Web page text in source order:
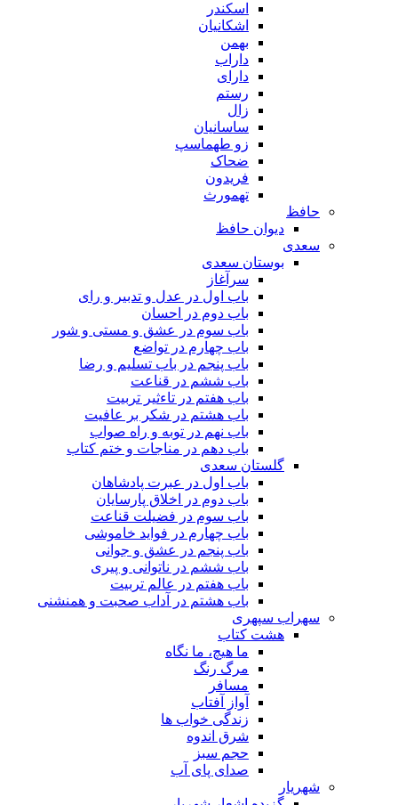
اسکندر
اشکانیان
بهمن
داراب
دارای
رستم
زال
ساسانیان
زو طهماسپ‏
ضحاک
فریدون
تهمورث
حافظ
دیوان حافظ
سعدی
بوستان سعدی
سرآغاز
باب اول در عدل و تدبیر و رای
باب دوم در احسان
باب سوم در عشق و مستی و شور
باب چهارم در تواضع
باب پنجم در باب تسلیم و رضا
باب ششم در قناعت
باب هفتم در تاءثیر تربیت
باب هشتم در شکر بر عافیت
باب نهم در توبه و راه صواب
باب دهم در مناجات و ختم کتاب
گلستان سعدی
باب اول در عبرت پادشاهان
باب دوم در اخلاق پارسایان
باب سوم در فضیلت قناعت
باب چهارم در فواید خاموشى
باب پنجم در عشق و جوانى
باب ششم در ناتوانى و پیرى
باب هفتم در عالم تربیت
باب هشتم در آداب صحبت و همنشنى
سهراب سپهری
هشت کتاب
ما هیچ، ما نگاه
مرگ رنگ
مسافر
آواز آفتاب
زندگی خواب ها
شرق اندوه
حجم سبز
صدای پای آب
شهریار